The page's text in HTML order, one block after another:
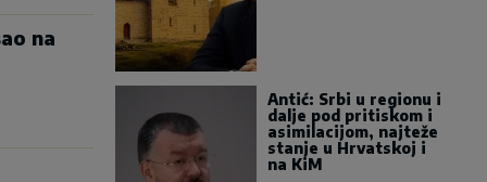
na
Antić: Srbi u regionu i
dalje pod pritiskom i
asimilacijom, najteže
stanje u Hrvatskoj i
na KiM